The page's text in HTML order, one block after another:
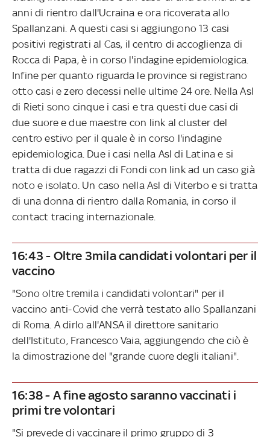
anni di rientro dall'Ucraina e ora ricoverata allo
Spallanzani. A questi casi si aggiungono 13 casi
positivi registrati al Cas, il centro di accoglienza di
Rocca di Papa, è in corso l'indagine epidemiologica.
Infine per quanto riguarda le province si registrano
otto casi e zero decessi nelle ultime 24 ore. Nella Asl
di Rieti sono cinque i casi e tra questi due casi di
due suore e due maestre con link al cluster del
centro estivo per il quale è in corso l'indagine
epidemiologica. Due i casi nella Asl di Latina e si
tratta di due ragazzi di Fondi con link ad un caso già
noto e isolato. Un caso nella Asl di Viterbo e si tratta
di una donna di rientro dalla Romania, in corso il
contact tracing internazionale.
16:43 - Oltre 3mila candidati volontari per il
vaccino
"Sono oltre tremila i candidati volontari" per il
vaccino anti-Covid che verrà testato allo Spallanzani
di Roma. A dirlo all'ANSA il direttore sanitario
dell'Istituto, Francesco Vaia, aggiungendo che ciò è
la dimostrazione del "grande cuore degli italiani".
16:38 - A fine agosto saranno vaccinati i
primi tre volontari
"Si prevede di vaccinare il primo gruppo di 3